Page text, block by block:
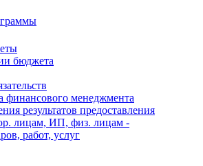
бюджета
финансового менеджмента
результатов предоставления
лицам, ИП, физ. лицам -
работ, услуг